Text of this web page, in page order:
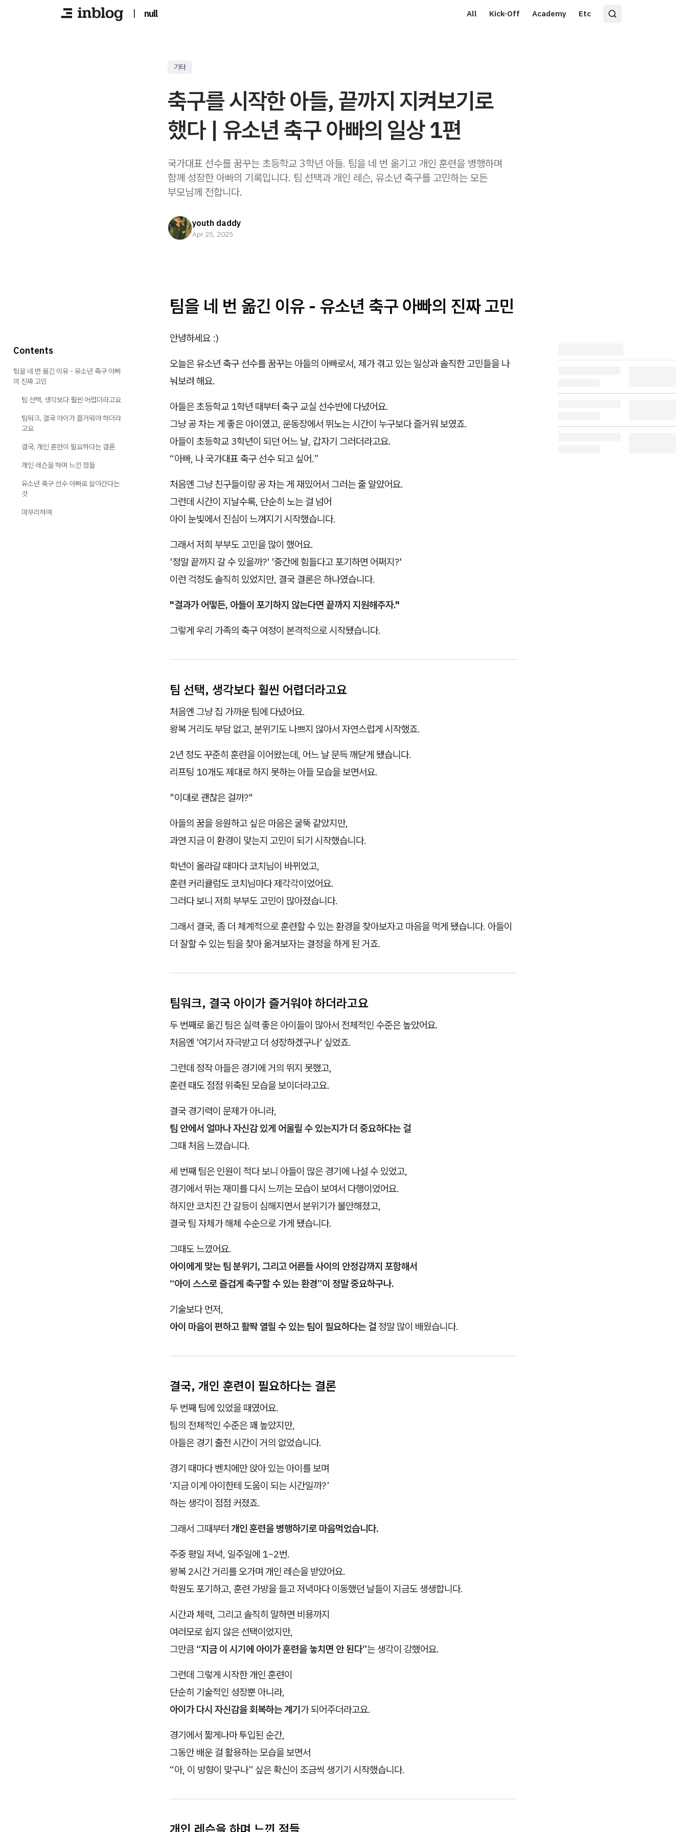
| null All Kick-Off Academy Etc
기타
축구를 시작한 아들, 끝까지 지켜보기로
했다 | 유소년 축구 아빠의 일상 1편
국가대표 선수를 꿈꾸는 초등학교 3학년 아들. 팀을 네 번 옮기고 개인 훈련을 병행하며
함께 성장한 아빠의 기록입니다. 팀 선택과 개인 레슨, 유소년 축구를 고민하는 모든
부모님께 전합니다.
youth daddy
Apr 25, 2025
팀을 네 번 옮긴 이유 - 유소년 축구 아빠의 진짜 고민
안녕하세요 :)
오늘은 유소년 축구 선수를 꿈꾸는 아들의 아빠로서, 제가 겪고 있는 일상과 솔직한 고민들을 나
눠보려 해요.
아들은 초등학교 1학년 때부터 축구 교실 선수반에 다녔어요.
그냥 공 차는 게 좋은 아이였고, 운동장에서 뛰노는 시간이 누구보다 즐거워 보였죠.
아들이 초등학교 3학년이 되던 어느 날, 갑자기 그러더라고요.
“아빠, 나 국가대표 축구 선수 되고 싶어.”
처음엔 그냥 친구들이랑 공 차는 게 재밌어서 그러는 줄 알았어요.
그런데 시간이 지날수록, 단순히 노는 걸 넘어
아이 눈빛에서 진심이 느껴지기 시작했습니다.
그래서 저희 부부도 고민을 많이 했어요.
'정말 끝까지 갈 수 있을까?' '중간에 힘들다고 포기하면 어쩌지?'
이런 걱정도 솔직히 있었지만, 결국 결론은 하나였습니다.
"결과가 어떻든, 아들이 포기하지 않는다면 끝까지 지원해주자."
그렇게 우리 가족의 축구 여정이 본격적으로 시작됐습니다.
팀 선택, 생각보다 훨씬 어렵더라고요
처음엔 그냥 집 가까운 팀에 다녔어요.
왕복 거리도 부담 없고, 분위기도 나쁘지 않아서 자연스럽게 시작했죠.
2년 정도 꾸준히 훈련을 이어왔는데, 어느 날 문득 깨닫게 됐습니다.
리프팅 10개도 제대로 하지 못하는 아들 모습을 보면서요.
"이대로 괜찮은 걸까?"
아들의 꿈을 응원하고 싶은 마음은 굴뚝 같았지만,
과연 지금 이 환경이 맞는지 고민이 되기 시작했습니다.
학년이 올라갈 때마다 코치님이 바뀌었고,
훈련 커리큘럼도 코치님마다 제각각이었어요.
그러다 보니 저희 부부도 고민이 많아졌습니다.
그래서 결국, 좀 더 체계적으로 훈련할 수 있는 환경을 찾아보자고 마음을 먹게 됐습니다. 아들이
더 잘할 수 있는 팀을 찾아 옮겨보자는 결정을 하게 된 거죠.
팀워크, 결국 아이가 즐거워야 하더라고요
두 번째로 옮긴 팀은 실력 좋은 아이들이 많아서 전체적인 수준은 높았어요.
처음엔 '여기서 자극받고 더 성장하겠구나' 싶었죠.
그런데 정작 아들은 경기에 거의 뛰지 못했고,
훈련 때도 점점 위축된 모습을 보이더라고요.
결국 경기력이 문제가 아니라,
팀 안에서 얼마나 자신감 있게 어울릴 수 있는지가 더 중요하다는 걸
그때 처음 느꼈습니다.
세 번째 팀은 인원이 적다 보니 아들이 많은 경기에 나설 수 있었고,
경기에서 뛰는 재미를 다시 느끼는 모습이 보여서 다행이었어요.
하지만 코치진 간 갈등이 심해지면서 분위기가 불안해졌고,
결국 팀 자체가 해체 수순으로 가게 됐습니다.
그때도 느꼈어요.
아이에게 맞는 팀 분위기, 그리고 어른들 사이의 안정감까지 포함해서
“아이 스스로 즐겁게 축구할 수 있는 환경”이 정말 중요하구나.
기술보다 먼저,
아이 마음이 편하고 활짝 열릴 수 있는 팀이 필요하다는 걸 정말 많이 배웠습니다.
결국, 개인 훈련이 필요하다는 결론
두 번째 팀에 있었을 때였어요.
팀의 전체적인 수준은 꽤 높았지만,
아들은 경기 출전 시간이 거의 없었습니다.
경기 때마다 벤치에만 앉아 있는 아이를 보며
‘지금 이게 아이한테 도움이 되는 시간일까?’
하는 생각이 점점 커졌죠.
그래서 그때부터 개인 훈련을 병행하기로 마음먹었습니다.
주중 평일 저녁, 일주일에 1~2번.
왕복 2시간 거리를 오가며 개인 레슨을 받았어요.
학원도 포기하고, 훈련 가방을 들고 저녁마다 이동했던 날들이 지금도 생생합니다.
시간과 체력, 그리고 솔직히 말하면 비용까지
여러모로 쉽지 않은 선택이었지만,
그만큼 “지금 이 시기에 아이가 훈련을 놓치면 안 된다”는 생각이 강했어요.
그런데 그렇게 시작한 개인 훈련이
단순히 기술적인 성장뿐 아니라,
아이가 다시 자신감을 회복하는 계기가 되어주더라고요.
경기에서 짧게나마 투입된 순간,
그동안 배운 걸 활용하는 모습을 보면서
“아, 이 방향이 맞구나” 싶은 확신이 조금씩 생기기 시작했습니다.
Contents
팀을 네 번 옮긴 이유 - 유소년 축구 아빠
의 진짜 고민
팀 선택, 생각보다 훨씬 어렵더라고요
팀워크, 결국 아이가 즐거워야 하더라
고요
결국, 개인 훈련이 필요하다는 결론
개인 레슨을 하며 느낀 점들
유소년 축구 선수 아빠로 살아간다는
것
마무리하며